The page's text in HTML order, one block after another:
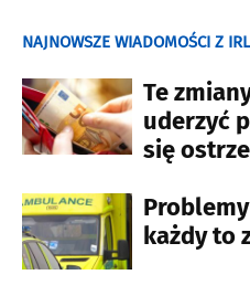
NAJNOWSZE WIADOMOŚCI Z
Te
uderzyć
się
każdy to